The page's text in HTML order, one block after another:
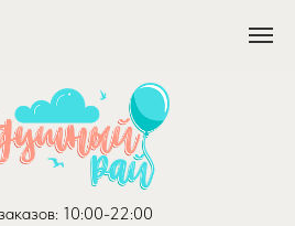
10:00-22:00